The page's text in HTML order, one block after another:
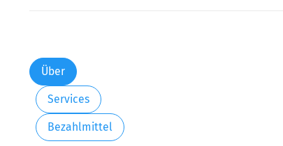
Über
Services
Bezahlmittel